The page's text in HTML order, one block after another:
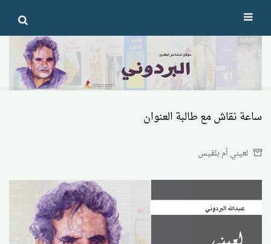
Skip
to
content
ساعة نقاش مع طالبة العنوان
لعيني أم بلقيس